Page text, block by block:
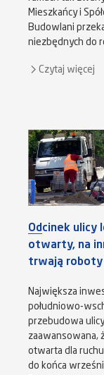
Mieszkańcy i
Budowlani
niezbędnych do
Czytaj więcej
Odcinek ulicy
otwarty, na
trwają roboty
Największa
południowo-
przebudowa
zaawansowana,
otwarta dla
do końca